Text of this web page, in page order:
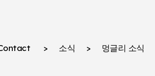
> 소식 > 멍글리 소식